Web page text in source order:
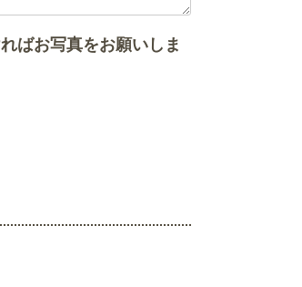
ばお写真をお願いしま